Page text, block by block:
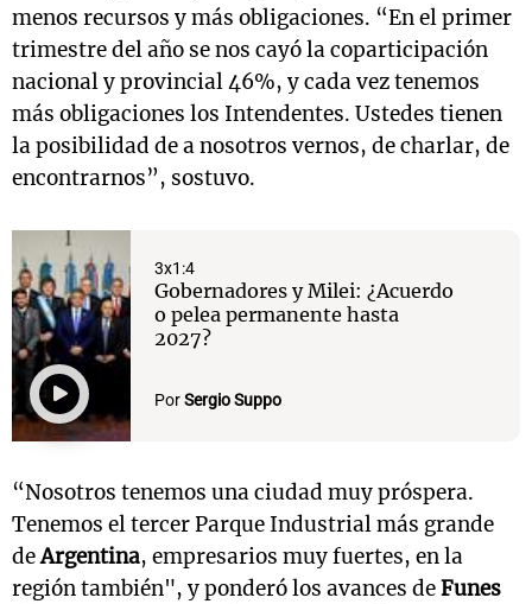
menos recursos y más obligaciones. “En el primer
trimestre del año se nos cayó la coparticipación
nacional y provincial 46%, y cada vez tenemos
más obligaciones los Intendentes. Ustedes tienen
la posibilidad de a nosotros vernos, de charlar, de
encontrarnos”, sostuvo.
3x1:4
Gobernadores y Milei: ¿Acuerdo
o pelea permanente hasta
2027?
PorSergio Suppo
“Nosotros tenemos una ciudad muy próspera.
Tenemos el tercer Parque Industrial más grande
deArgentina, empresarios muy fuertes, en la
región también", y ponderó los avances deFunes